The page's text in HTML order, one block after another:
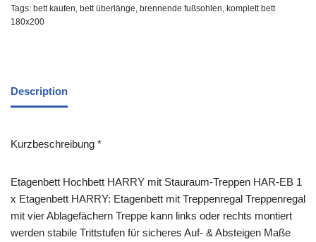
Tags: bett kaufen bett überlänge brennende fußsohlen komplett bett
180x200
Description
Kurzbeschreibung *
Etagenbett Hochbett HARRY mit Stauraum-Treppen HAR-EB 1
x Etagenbett HARRY: Etagenbett mit Treppenregal Treppenregal
mit vier Ablagefächern Treppe kann links oder rechts montiert
werden stabile Trittstufen für sicheres Auf- & Absteigen Maße